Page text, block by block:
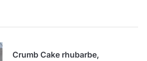
Crumb Cake rhubarbe,